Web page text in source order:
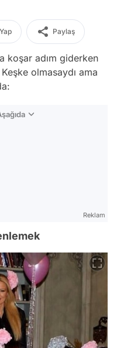
Paylaş
koşar adım giderken
olmasaydı ama
Reklam